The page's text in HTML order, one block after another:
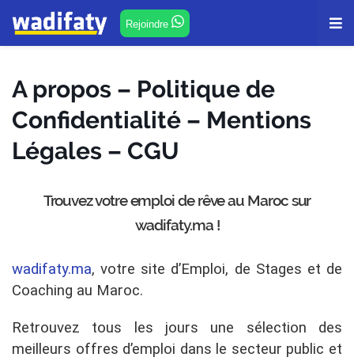
Rejoindre
A propos – Politique de
Confidentialité – Mentions
Légales – CGU
Trouvez votre emploi de rêve au Maroc sur
wadifaty.ma !
wadifaty.ma, votre site d’Emploi, de Stages et de
Coaching au Maroc.
Retrouvez tous les jours une sélection des
meilleurs offres d’emploi dans le secteur public et